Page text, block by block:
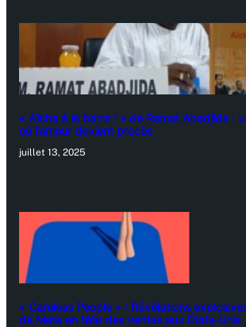
« Aïcha à la barre ! » de Ramat Abadjida :
où l’amour devient procès
juillet 13, 2025
« Careless People » : Révélations
de Meta en tête des ventes aux États-Unis